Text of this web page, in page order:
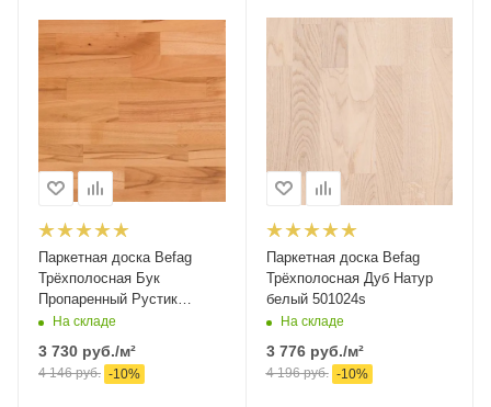
Паркетная доска Befag
Трёхполосная Бук
Пропаренный Рустик
513614s
На складе
3 730 руб./м²
4 146руб. -10%
Паркетная доска Befag
Трёхполосная Дуб Натур
белый 501024s
На складе
3 776руб./м²
4 196руб. -10%